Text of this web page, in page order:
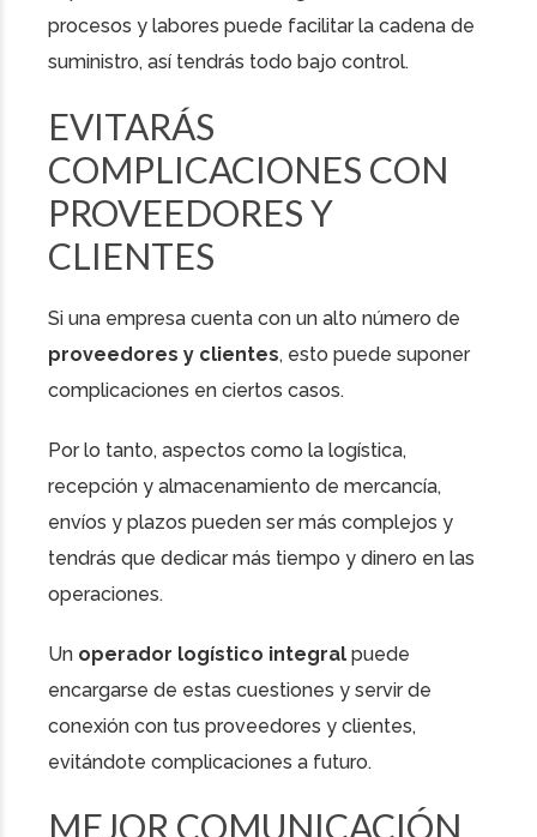
procesos y labores puede facilitar la cadena de
suministro, así tendrás todo bajo control.
EVITARÁS
COMPLICACIONES CON
PROVEEDORES Y
CLIENTES
Si una empresa cuenta con un alto número de
proveedores y clientes, esto puede suponer
complicaciones en ciertos casos.
Por lo tanto, aspectos como la logística,
recepción y almacenamiento de mercancía,
envíos y plazos pueden ser más complejos y
tendrás que dedicar más tiempo y dinero en las
operaciones.
Un operador logístico integral puede
encargarse de estas cuestiones y servir de
conexión con tus proveedores y clientes,
evitándote complicaciones a futuro.
MEJOR COMUNICACIÓN